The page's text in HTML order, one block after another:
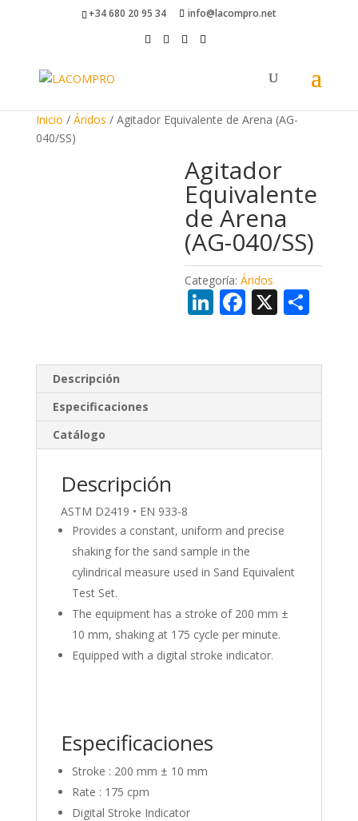
+34 680 20 95 34 info@lacompro.net
Inicio / Áridos / Agitador Equivalente de Arena (AG-
040/SS)
Agitador
Equivalente
de Arena
(AG-040/SS)
Categoría:Áridos
Li
dI
n
F
o
o
k
X
ar
ti
r
Descripción
Especificaciones
Catálogo
Descripción
ASTM D2419 • EN 933-8
Provides a constant, uniform and precise
shaking for the sand sample in the
cylindrical measure used in Sand Equivalent
Test Set.
The equipment has a stroke of 200 mm ±
10 mm, shaking at 175 cycle per minute.
Equipped with a digital stroke indicator.
Especificaciones
Stroke : 200 mm ± 10 mm
Rate : 175 cpm
Digital Stroke Indicator